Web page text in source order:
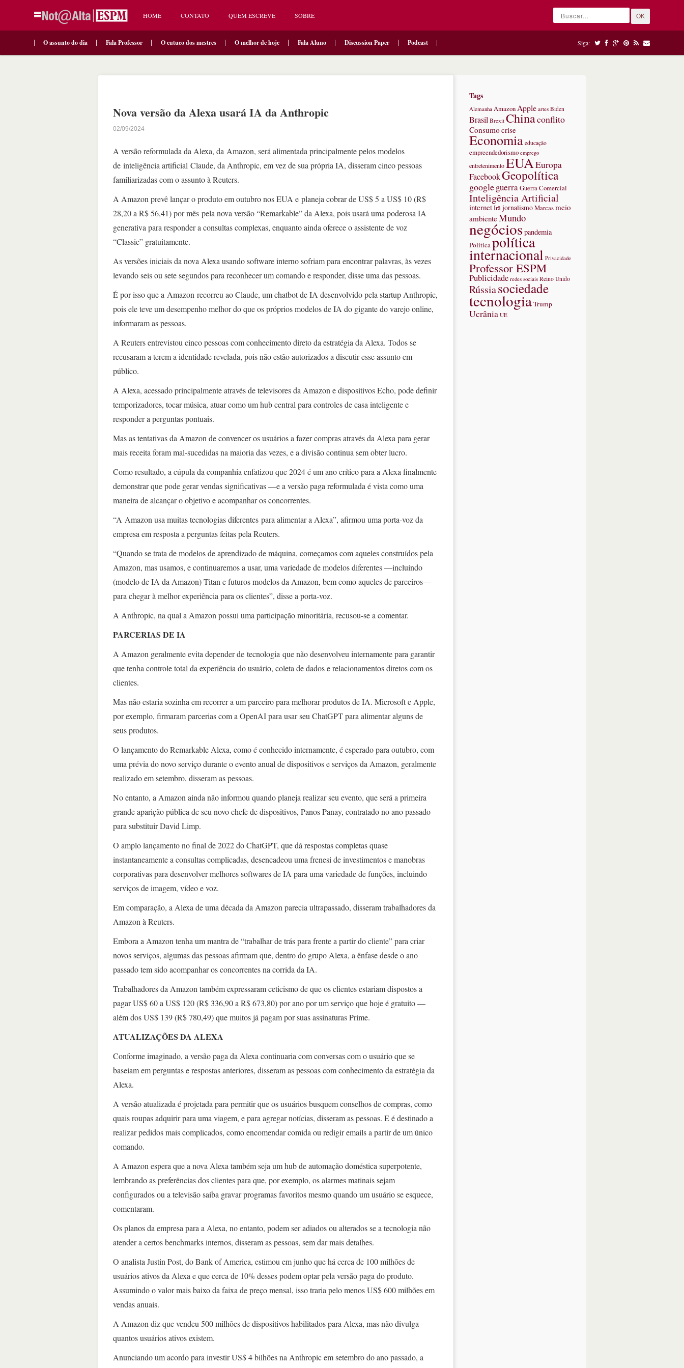
HOME CONTATO QUEM ESCREVE SOBRE OK
O assunto do dia Fala Professor O cutuco dos mestres O melhor de hoje Fala Aluno Discussion Paper Podcast Siga:
Nova versão da Alexa usará IA da Anthropic
02/09/2024
A versão reformulada da Alexa, da Amazon, será alimentada principalmente pelos modelos
de inteligência artificial Claude, da Anthropic, em vez de sua própria IA, disseram cinco pessoas
familiarizadas com o assunto à Reuters.
A Amazon prevê lançar o produto em outubro nos EUA e planeja cobrar de US$ 5 a US$ 10 (R$
28,20 a R$ 56,41) por mês pela nova versão “Remarkable” da Alexa, pois usará uma poderosa IA
generativa para responder a consultas complexas, enquanto ainda oferece o assistente de voz
“Classic” gratuitamente.
As versões iniciais da nova Alexa usando software interno sofriam para encontrar palavras, às vezes
levando seis ou sete segundos para reconhecer um comando e responder, disse uma das pessoas.
É por isso que a Amazon recorreu ao Claude, um chatbot de IA desenvolvido pela startup Anthropic,
pois ele teve um desempenho melhor do que os próprios modelos de IA do gigante do varejo online,
informaram as pessoas.
A Reuters entrevistou cinco pessoas com conhecimento direto da estratégia da Alexa. Todos se
recusaram a terem a identidade revelada, pois não estão autorizados a discutir esse assunto em
público.
A Alexa, acessado principalmente através de televisores da Amazon e dispositivos Echo, pode definir
temporizadores, tocar música, atuar como um hub central para controles de casa inteligente e
responder a perguntas pontuais.
Mas as tentativas da Amazon de convencer os usuários a fazer compras através da Alexa para gerar
mais receita foram mal-sucedidas na maioria das vezes, e a divisão continua sem obter lucro.
Como resultado, a cúpula da companhia enfatizou que 2024 é um ano crítico para a Alexa finalmente
demonstrar que pode gerar vendas significativas —e a versão paga reformulada é vista como uma
maneira de alcançar o objetivo e acompanhar os concorrentes.
“A Amazon usa muitas tecnologias diferentes para alimentar a Alexa”, afirmou uma porta-voz da
empresa em resposta a perguntas feitas pela Reuters.
“Quando se trata de modelos de aprendizado de máquina, começamos com aqueles construídos pela
Amazon, mas usamos, e continuaremos a usar, uma variedade de modelos diferentes —incluindo
(modelo de IA da Amazon) Titan e futuros modelos da Amazon, bem como aqueles de parceiros—
para chegar à melhor experiência para os clientes”, disse a porta-voz.
A Anthropic, na qual a Amazon possui uma participação minoritária, recusou-se a comentar.
PARCERIAS DE IA
A Amazon geralmente evita depender de tecnologia que não desenvolveu internamente para garantir
que tenha controle total da experiência do usuário, coleta de dados e relacionamentos diretos com os
clientes.
Mas não estaria sozinha em recorrer a um parceiro para melhorar produtos de IA. Microsoft e Apple,
por exemplo, firmaram parcerias com a OpenAI para usar seu ChatGPT para alimentar alguns de
seus produtos.
O lançamento do Remarkable Alexa, como é conhecido internamente, é esperado para outubro, com
uma prévia do novo serviço durante o evento anual de dispositivos e serviços da Amazon, geralmente
realizado em setembro, disseram as pessoas.
No entanto, a Amazon ainda não informou quando planeja realizar seu evento, que será a primeira
grande aparição pública de seu novo chefe de dispositivos, Panos Panay, contratado no ano passado
para substituir David Limp.
O amplo lançamento no final de 2022 do ChatGPT, que dá respostas completas quase
instantaneamente a consultas complicadas, desencadeou uma frenesi de investimentos e manobras
corporativas para desenvolver melhores softwares de IA para uma variedade de funções, incluindo
serviços de imagem, vídeo e voz.
Em comparação, a Alexa de uma década da Amazon parecia ultrapassado, disseram trabalhadores da
Amazon à Reuters.
Embora a Amazon tenha um mantra de “trabalhar de trás para frente a partir do cliente” para criar
novos serviços, algumas das pessoas afirmam que, dentro do grupo Alexa, a ênfase desde o ano
passado tem sido acompanhar os concorrentes na corrida da IA.
Trabalhadores da Amazon também expressaram ceticismo de que os clientes estariam dispostos a
pagar US$ 60 a US$ 120 (R$ 336,90 a R$ 673,80) por ano por um serviço que hoje é gratuito —
além dos US$ 139 (R$ 780,49) que muitos já pagam por suas assinaturas Prime.
ATUALIZAÇÕES DA ALEXA
Conforme imaginado, a versão paga da Alexa continuaria com conversas com o usuário que se
baseiam em perguntas e respostas anteriores, disseram as pessoas com conhecimento da estratégia da
Alexa.
A versão atualizada é projetada para permitir que os usuários busquem conselhos de compras, como
quais roupas adquirir para uma viagem, e para agregar notícias, disseram as pessoas. E é destinado a
realizar pedidos mais complicados, como encomendar comida ou redigir emails a partir de um único
comando.
A Amazon espera que a nova Alexa também seja um hub de automação doméstica superpotente,
lembrando as preferências dos clientes para que, por exemplo, os alarmes matinais sejam
configurados ou a televisão saiba gravar programas favoritos mesmo quando um usuário se esquece,
comentaram.
Os planos da empresa para a Alexa, no entanto, podem ser adiados ou alterados se a tecnologia não
atender a certos benchmarks internos, disseram as pessoas, sem dar mais detalhes.
O analista Justin Post, do Bank of America, estimou em junho que há cerca de 100 milhões de
usuários ativos da Alexa e que cerca de 10% desses podem optar pela versão paga do produto.
Assumindo o valor mais baixo da faixa de preço mensal, isso traria pelo menos US$ 600 milhões em
vendas anuais.
A Amazon diz que vendeu 500 milhões de dispositivos habilitados para Alexa, mas não divulga
quantos usuários ativos existem.
Anunciando um acordo para investir US$ 4 bilhões na Anthropic em setembro do ano passado, a
Tags
Alemanha Amazon Apple artes Biden
Brasil Brexit Chinaconflito
Consumocrise
Economia educação
empreendedorismo emprego
entretenimentoEUAEuropa
FacebookGeopolítica
googleguerraGuerra Comercial
Inteligência Artificial
internetIrãjornalismoMarcasmeio
ambienteMundo
negóciospandemia
Politicapolítica
internacional Privacidade
Professor ESPM
Publicidade redes sociais Reino Unido
Rússiasociedade
tecnologiaTrump
Ucrânia UE